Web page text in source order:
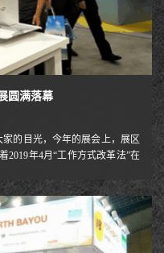
圆满落幕
的目光，今年的展会上，展区
2019年4月“工作方式改革法”在
量的产品和服务，并提出了从坐
也是全员上阵，为大家带来高